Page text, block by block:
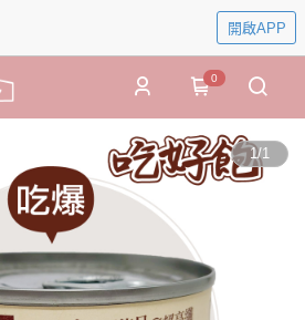
開啟APP
0
1/1